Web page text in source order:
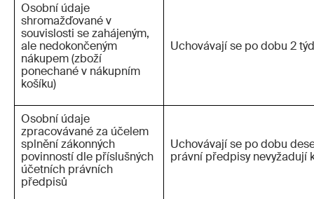
Osobní údaje
shromažďované v
souvislosti se zahájeným,
ale nedokončeným
nákupem (zboží
ponechané v nákupním
košíku)
Uchovávají se po dobu 2
Osobní údaje
zpracovávané za účelem
splnění zákonných
povinností dle příslušných
účetních právních
předpisů
Uchovávají se po dobu
právní předpisy nevyžadují